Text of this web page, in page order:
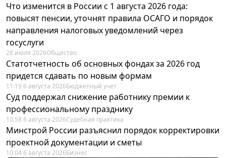
Что изменится в России с 1 августа 2026 года:
повысят пенсии, уточнят правила ОСАГО и порядок
направления налоговых уведомлений через
госуслуги
28 июля 2026Общество
Статотчетность об основных фондах за 2026 год
придется сдавать по новым формам
11:19 6 августа 2026Бюджетный учет
Суд поддержал снижение работнику премии к
профессиональному празднику
10:58 6 августа 2026Судебная практика
Минстрой России разъяснил порядок корректировки
проектной документации и сметы
10:04 6 августа 2026Бизнес